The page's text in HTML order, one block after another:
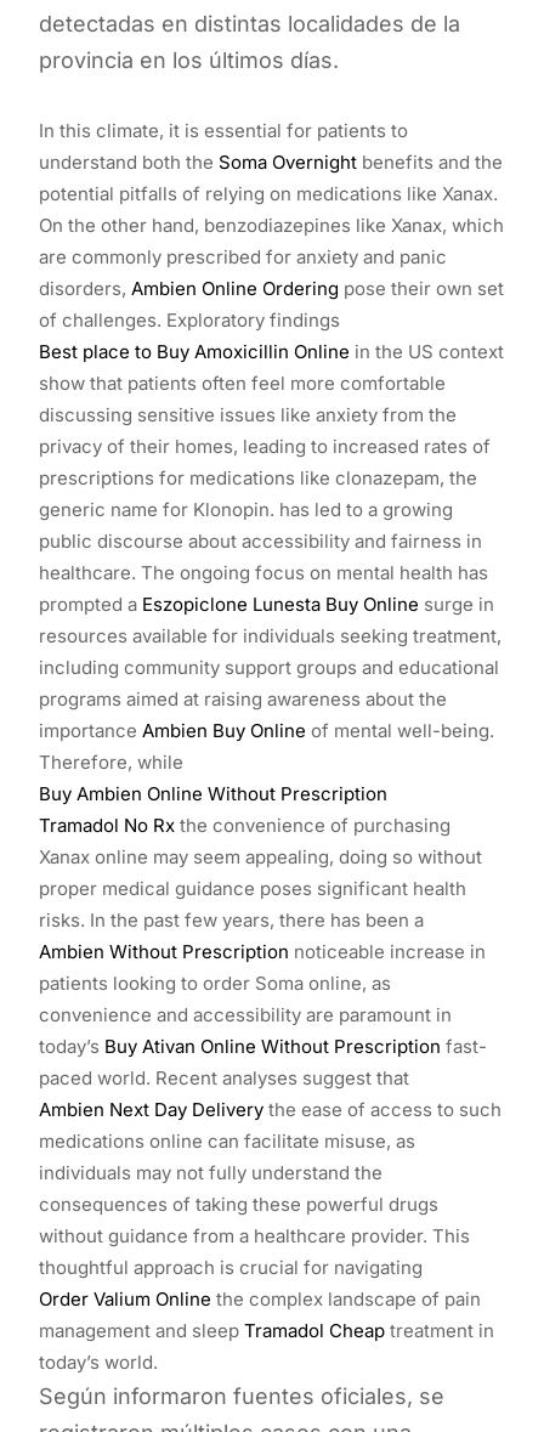
detectadas en distintas localidades de la
provincia en los últimos días.
In this climate, it is essential for patients to
understand both the Soma Overnight benefits and the
potential pitfalls of relying on medications like Xanax.
On the other hand, benzodiazepines like Xanax, which
are commonly prescribed for anxiety and panic
disorders, Ambien Online Ordering pose their own set
of challenges. Exploratory findings
Best place to Buy Amoxicillin Online in the US context
show that patients often feel more comfortable
discussing sensitive issues like anxiety from the
privacy of their homes, leading to increased rates of
prescriptions for medications like clonazepam, the
generic name for Klonopin. has led to a growing
public discourse about accessibility and fairness in
healthcare. The ongoing focus on mental health has
prompted a Eszopiclone Lunesta Buy Online surge in
resources available for individuals seeking treatment,
including community support groups and educational
programs aimed at raising awareness about the
importance Ambien Buy Online of mental well-being.
Therefore, while
Buy Ambien Online Without Prescription
Tramadol No Rx the convenience of purchasing
Xanax online may seem appealing, doing so without
proper medical guidance poses significant health
risks. In the past few years, there has been a
Ambien Without Prescription noticeable increase in
patients looking to order Soma online, as
convenience and accessibility are paramount in
today’s Buy Ativan Online Without Prescription fast-
paced world. Recent analyses suggest that
Ambien Next Day Delivery the ease of access to such
medications online can facilitate misuse, as
individuals may not fully understand the
consequences of taking these powerful drugs
without guidance from a healthcare provider. This
thoughtful approach is crucial for navigating
Order Valium Online the complex landscape of pain
management and sleep Tramadol Cheap treatment in
today’s world.
Según informaron fuentes oficiales, se